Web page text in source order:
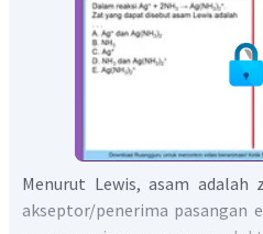
Menurut Lewis, asam adalah
akseptor/penerima pasangan